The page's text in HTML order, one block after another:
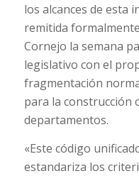
los alcances de esta
remitida
Cornejo la semana
legislativo con el
fragmentación
para la construcción
departamentos.
«Este código
estandariza los